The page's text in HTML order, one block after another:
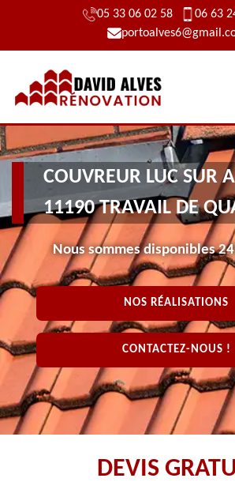
05 33 06 02 58
06 63
COUVREUR LUC SUR
11190 TRAVAIL DE
Nous sommes disponibles
NOS RÉALISATIONS
CONTACTEZ-NOUS !
DEVIS